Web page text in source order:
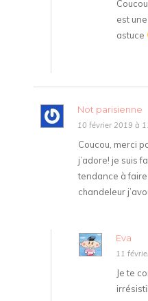
est
astuce
Not parisienne
10 février 2019 à
Coucou, merci
j’adore! je suis
tendance à
chandeleur
Eva
11
Je te